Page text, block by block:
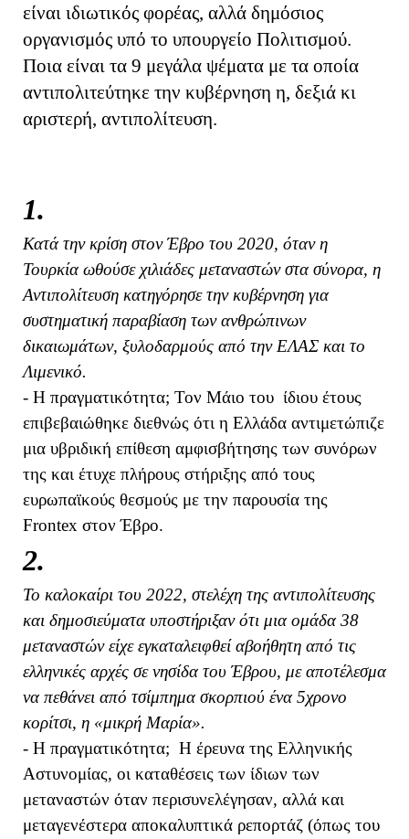
είναι ιδιωτικός φορέας, αλλά δημόσιος
οργανισμός υπό το υπουργείο Πολιτισμού.
Ποια είναι τα 9 μεγάλα ψέματα με τα οποία
αντιπολιτεύτηκε την κυβέρνηση η, δεξιά κι
αριστερή, αντιπολίτευση.
1.
Κατά την κρίση στον Έβρο του 2020, όταν η
Τουρκία ωθούσε χιλιάδες μεταναστών στα σύνορα, η
Αντιπολίτευση κατηγόρησε την κυβέρνηση για
συστηματική παραβίαση των ανθρώπινων
δικαιωμάτων, ξυλοδαρμούς από την ΕΛΑΣ και το
Λιμενικό.
- Η πραγματικότητα; Τον Μάιο του ίδιου έτους
επιβεβαιώθηκε διεθνώς ότι η Ελλάδα αντιμετώπιζε
μια υβριδική επίθεση αμφισβήτησης των συνόρων
της και έτυχε πλήρους στήριξης από τους
ευρωπαϊκούς θεσμούς με την παρουσία της
Frontex στον Έβρο.
2.
Το καλοκαίρι του 2022, στελέχη της αντιπολίτευσης
και δημοσιεύματα υποστήριξαν ότι μια ομάδα 38
μεταναστών είχε εγκαταλειφθεί αβοήθητη από τις
ελληνικές αρχές σε νησίδα του Έβρου, με αποτέλεσμα
να πεθάνει από τσίμπημα σκορπιού ένα 5χρονο
κορίτσι, η «μικρή Μαρία».
- Η πραγματικότητα; Η έρευνα της Ελληνικής
Αστυνομίας, οι καταθέσεις των ίδιων των
μεταναστών όταν περισυνελέγησαν, αλλά και
μεταγενέστερα αποκαλυπτικά ρεπορτάζ (όπως του